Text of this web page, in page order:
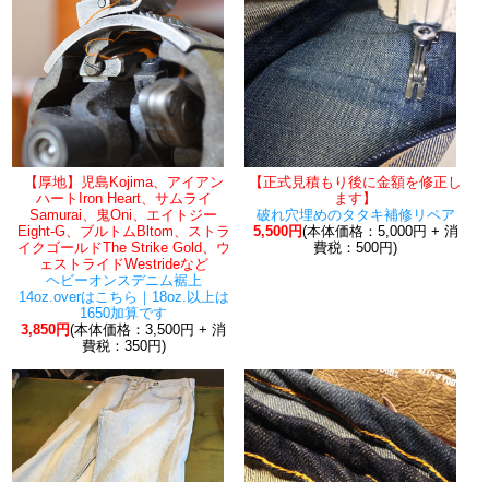
【厚地】児島Kojima、アイアン
ハートIron Heart、サムライ
Samurai、鬼Oni、エイトジー
Eight-G、ブルトムBltom、ストラ
イクゴールドThe Strike Gold、ウ
ェストライドWestrideなど
ヘビーオンスデニム裾上
14oz.overはこちら｜18oz.以上は
1650加算です
3,850円(本体価格：3,500円 + 消
費税：350円)
【正式見積もり後に金額を修正し
ます】
破れ穴埋めのタタキ補修リペア
5,500円(本体価格：5,000円 + 消
費税：500円)